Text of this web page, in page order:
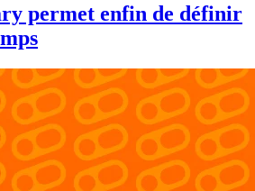
permet enfin de définir